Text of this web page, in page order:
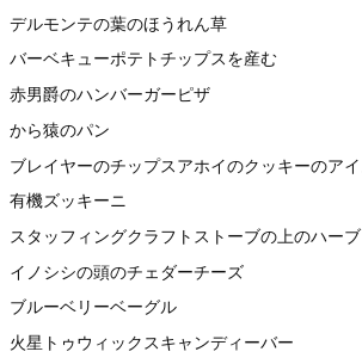
デルモンテの葉のほうれん草
バーベキューポテトチップスを産む
赤男爵のハンバーガーピザ
から猿のパン
ブレイヤーのチップスアホイのクッキーのア
有機ズッキーニ
スタッフィングクラフトストーブの上のハーブ
イノシシの頭のチェダーチーズ
ブルーベリーベーグル
火星トゥウィックスキャンディーバー